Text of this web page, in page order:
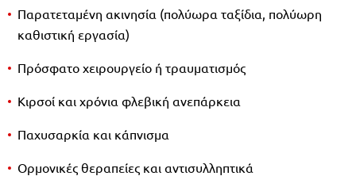
Παρατεταμένη ακινησία (πολύωρα ταξίδια, πολύωρη
καθιστική εργασία)
Πρόσφατο χειρουργείο ή τραυματισμός
Κιρσοί και χρόνια φλεβική ανεπάρκεια
Παχυσαρκία και κάπνισμα
Ορμονικές θεραπείες και αντισυλληπτικά